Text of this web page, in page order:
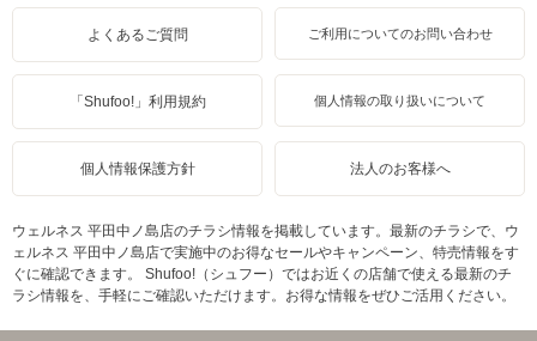
よくあるご質問 ご利用についてのお問い合わせ
「Shufoo!」利用規約 個人情報の取り扱いについて
個人情報保護方針 法人のお客様へ
ウェルネス 平田中ノ島店のチラシ情報を掲載しています。最新のチラシで、ウ
ェルネス 平田中ノ島店で実施中のお得なセールやキャンペーン、特売情報をす
ぐに確認できます。 Shufoo!（シュフー）ではお近くの店舗で使える最新のチ
ラシ情報を、手軽にご確認いただけます。お得な情報をぜひご活用ください。